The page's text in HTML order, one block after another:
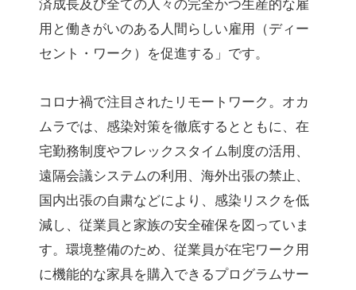
済成長及び全ての人々の完全かつ生産的な雇
用と働きがいのある人間らしい雇用（ディー
セント・ワーク）を促進する」です。
コロナ禍で注目されたリモートワーク。オカ
ムラでは、感染対策を徹底するとともに、在
宅勤務制度やフレックスタイム制度の活用、
遠隔会議システムの利用、海外出張の禁止、
国内出張の自粛などにより、感染リスクを低
減し、従業員と家族の安全確保を図っていま
す。環境整備のため、従業員が在宅ワーク用
に機能的な家具を購入できるプログラムサー